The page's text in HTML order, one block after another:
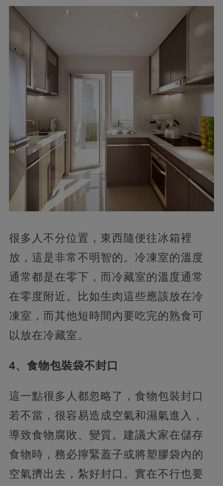
很多人不分位置，東西隨便往冰箱裡
放，這是非常不明智的。冷凍室的溫度
通常都是在零下，而冷藏室的溫度通常
在零度附近。比如生肉這些應該放在冷
凍室，而其他短時間內要吃完的熟食可
以放在冷藏室。
4、食物包裝袋不封口
這一點很多人都忽略了，食物包裝封口
若不當，很容易造成空氣和濕氣進入，
導致食物腐敗、變質。建議大家在儲存
食物時，務必擰緊蓋子或將塑膠袋內的
空氣擠出去，紮好封口。實在不行也要